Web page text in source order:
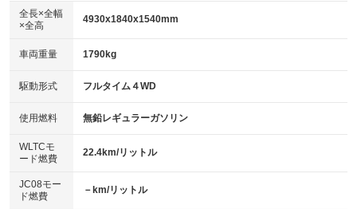
：装備なし
パワーウィンドウ
アイドリングストップ
：装備あり
USB入力端子
：装備あり
100V電源
：装備あり
センターデフロック
：装備なし
電動格納ミラー
：装備あり
：装備あり
革シート
キーレス
HID(キセノンライト)
：装備なし
バックカメラ
：装備あり
エアロ
：装備なし
：装備なし
パワーシート
全長×全幅
×全高
4930x1840x1540mm
車両重量 1790kg
駆動形式 フルタイム４WD
使用燃料 無鉛レギュラーガソリン
WLTCモ
ード燃費
22.4km/リットル
JC08モー
ド燃費
－km/リットル